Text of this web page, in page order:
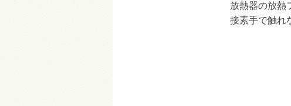
放熱器の放熱
接素手で触れ